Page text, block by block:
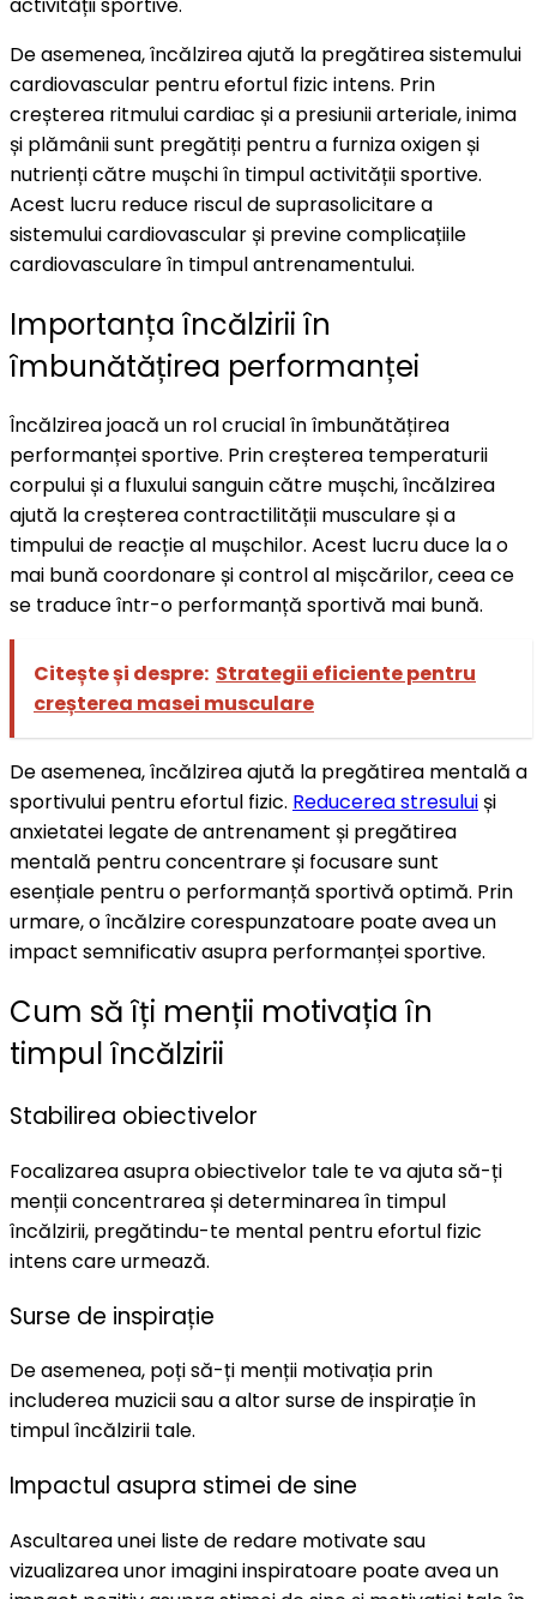
De asemenea, încălzirea ajută la pregătirea sistemului
cardiovascular pentru efortul fizic intens. Prin
creșterea ritmului cardiac și a presiunii arteriale, inima
și plămânii sunt pregătiți pentru a furniza oxigen și
nutrienți către mușchi în timpul activității sportive.
Acest lucru reduce riscul de suprasolicitare a
sistemului cardiovascular și previne complicațiile
cardiovasculare în timpul antrenamentului.
Importanța încălzirii în
îmbunătățirea performanței
Încălzirea joacă un rol crucial în îmbunătățirea
performanței sportive. Prin creșterea temperaturii
corpului și a fluxului sanguin către mușchi, încălzirea
ajută la creșterea contractilității musculare și a
timpului de reacție al mușchilor. Acest lucru duce la o
mai bună coordonare și control al mișcărilor, ceea ce
se traduce într-o performanță sportivă mai bună.
Citește și despre: Strategii eficiente pentru
creșterea masei musculare
De asemenea, încălzirea ajută la pregătirea mentală a
sportivului pentru efortul fizic. Reducerea stresuluiși
anxietatei legate de antrenament și pregătirea
mentală pentru concentrare și focusare sunt
esențiale pentru o performanță sportivă optimă. Prin
urmare, o încălzire corespunzatoare poate avea un
impact semnificativ asupra performanței sportive.
Cum să îți menții motivația în
timpul încălzirii
Stabilirea obiectivelor
Focalizarea asupra obiectivelor tale te va ajuta să-ți
menții concentrarea și determinarea în timpul
încălzirii, pregătindu-te mental pentru efortul fizic
intens care urmează.
Surse de inspirație
De asemenea, poți să-ți menții motivația prin
includerea muzicii sau a altor surse de inspirație în
timpul încălzirii tale.
Impactul asupra stimei de sine
Ascultarea unei liste de redare motivate sau
vizualizarea unor imagini inspiratoare poate avea un